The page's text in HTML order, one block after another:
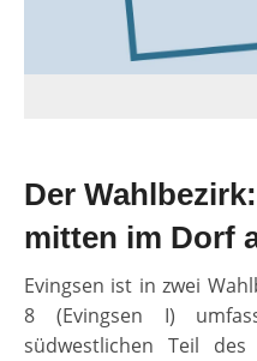
Der
mitten im Dorf
Evingsen ist in zwei
8 (Evingsen I)
südwestlichen Teil